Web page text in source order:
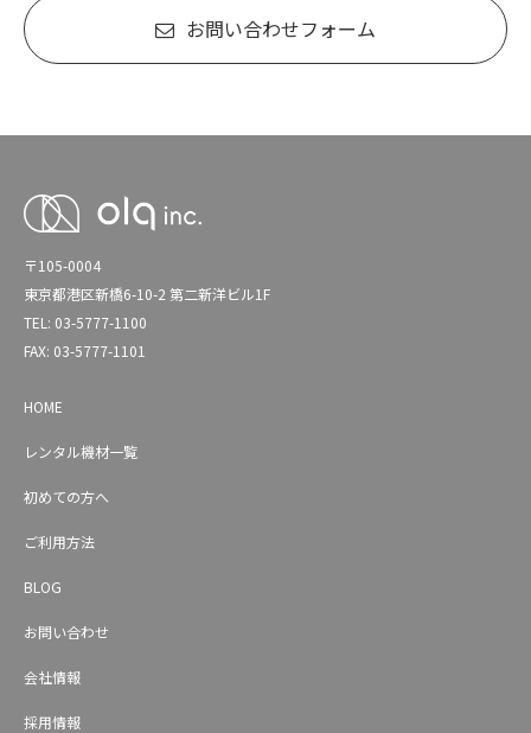
お問い合わせフォーム
〒105-0004
東京都港区新橋6-10-2 第二新洋ビル1F
TEL: 03-5777-1100
FAX: 03-5777-1101
HOME
レンタル機材一覧
初めての方へ
ご利用方法
BLOG
お問い合わせ
会社情報
採用情報